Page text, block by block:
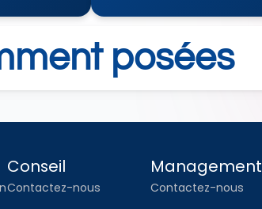
posées
Conseil
Contactez-nous
Management
Contactez-nous